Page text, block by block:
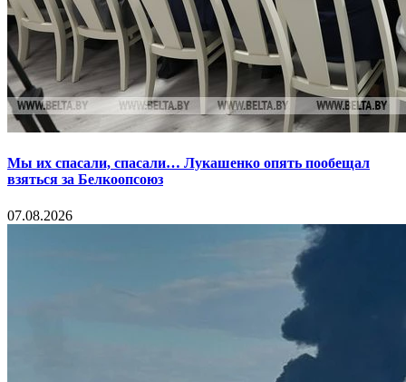
Мы их спасали, спасали… Лукашенко опять пообещал
взяться за Белкоопсоюз
07.08.2026